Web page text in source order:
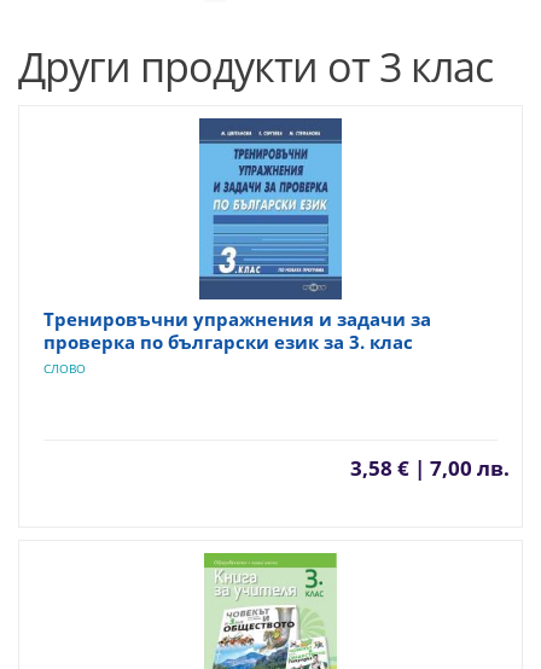
Други продукти от 3 клас
Тренировъчни упражнения и задачи за
проверка по български език за 3. клас
СЛОВО
3,58 € | 7,00 лв.